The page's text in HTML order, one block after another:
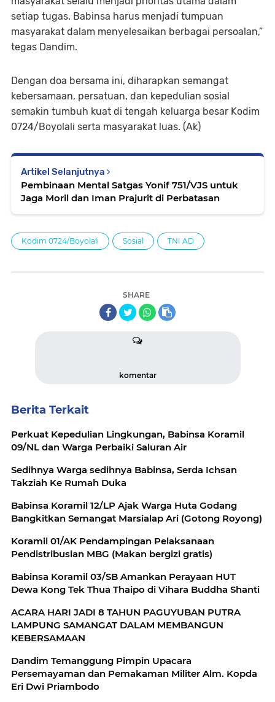
setiap tugas. Babinsa harus menjadi tumpuan
masyarakat dalam menyelesaikan berbagai persoalan,”
tegas Dandim.
Dengan doa bersama ini, diharapkan semangat
kebersamaan, persatuan, dan kepedulian sosial
semakin tumbuh kuat di tengah keluarga besar Kodim
0724/Boyolali serta masyarakat luas. (Ak)
Artikel Selanjutnya
Pembinaan Mental Satgas Yonif 751/VJS untuk
Jaga Moril dan Iman Prajurit di Perbatasan
Kodim 0724/Boyolali Sosial TNI AD
SHARE
komentar
Berita Terkait
Perkuat Kepedulian Lingkungan, Babinsa Koramil
09/NL dan Warga Perbaiki Saluran Air
Sedihnya Warga sedihnya Babinsa, Serda Ichsan
Takziah Ke Rumah Duka
Babinsa Koramil 12/LP Ajak Warga Huta Godang
Bangkitkan Semangat Marsialap Ari (Gotong Royong)
Koramil 01/AK Pendampingan Pelaksanaan
Pendistribusian MBG (Makan bergizi gratis)
Babinsa Koramil 03/SB Amankan Perayaan HUT
Dewa Kong Tek Thua Thaipo di Vihara Buddha Shanti
ACARA HARI JADI 8 TAHUN PAGUYUBAN PUTRA
LAMPUNG SAMANGAT DALAM MEMBANGUN
KEBERSAMAAN
Dandim Temanggung Pimpin Upacara
Persemayaman dan Pemakaman Militer Alm. Kopda
Eri Dwi Priambodo